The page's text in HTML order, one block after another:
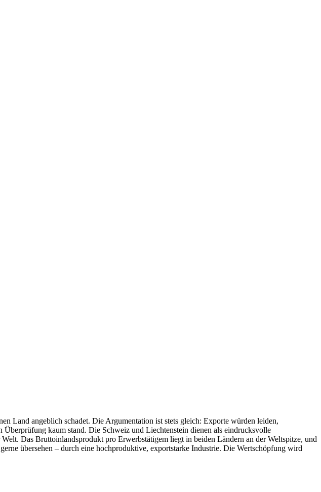
Land angeblich schadet. Die Argumentation ist stets gleich: Exporte würden leiden,
kaum stand. Die Schweiz und Liechtenstein dienen als eindrucksvolle
Das Bruttoinlandsprodukt pro Erwerbstätigem liegt in beiden Ländern an der Weltspitze, und
übersehen – durch eine hochproduktive, exportstarke Industrie. Die Wertschöpfung wird